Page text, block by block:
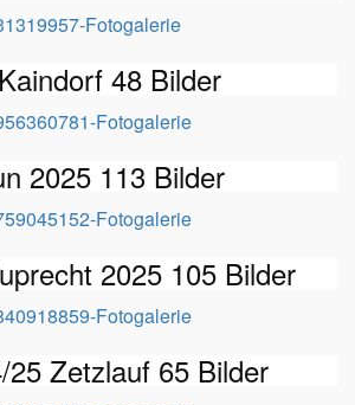
48 Bilder
2025 113 Bilder
2025 105 Bilder
25 Zetzlauf 65 Bilder